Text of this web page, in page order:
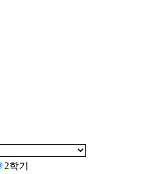
2학기